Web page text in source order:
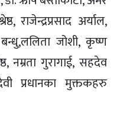
राजेन्द्रप्रसाद अर्याल,
बन्धु,ललिता जोशी, कृष्ण
नम्रता गुरागाई, सहदेव
प्रधानका मुक्तकहरु